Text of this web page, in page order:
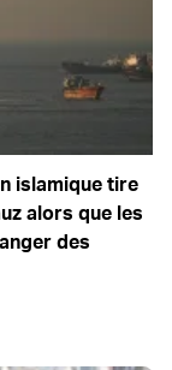
islamique tire
alors que les
des